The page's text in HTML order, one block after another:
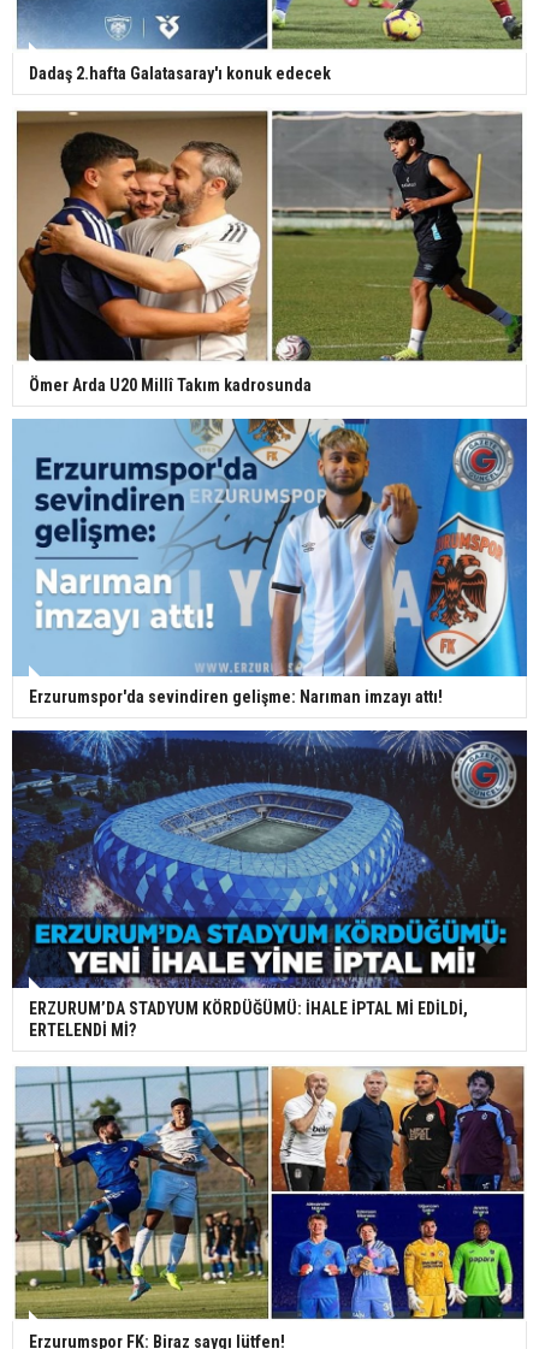
Dadaş 2.hafta Galatasaray'ı konuk edecek
Ömer Arda U20 Millî Takım kadrosunda
Erzurumspor'da sevindiren gelişme: Narıman imzayı attı!
ERZURUM’DA STADYUM KÖRDÜĞÜMÜ: İHALE İPTAL Mİ EDİLDİ,
ERTELENDİ Mİ?
Erzurumspor FK: Biraz saygı lütfen!